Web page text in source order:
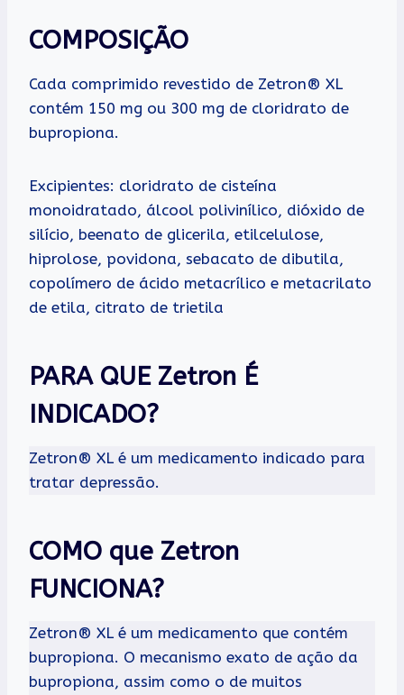
COMPOSIÇÃO
Cada comprimido revestido de Zetron® XL
contém 150 mg ou 300 mg de cloridrato de
bupropiona.
Excipientes: cloridrato de cisteína
monoidratado, álcool polivinílico, dióxido de
silício, beenato de glicerila, etilcelulose,
hiprolose, povidona, sebacato de dibutila,
copolímero de ácido metacrílico e metacrilato
de etila, citrato de trietila
PARA QUE Zetron É
INDICADO?
Zetron® XL é um medicamento indicado para
tratar depressão.
COMO que Zetron
FUNCIONA?
Zetron® XL é um medicamento que contém
bupropiona. O mecanismo exato de ação da
bupropiona, assim como o de muitos